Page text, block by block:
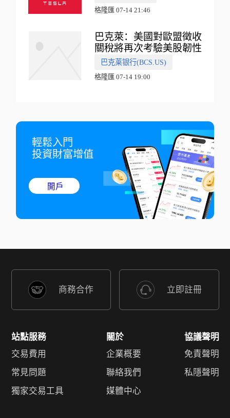
格隆匯 07-14 21:46
巴克萊：美國對歐盟徵收
關稅將再次考驗美股韌性
巴克莱银行(BCS.US)
格隆匯 07-14 19:00
輕鬆入門
投資財富增值
開戶
商務合作 立即註冊
站點服務
交易費用
常見問題
獨家交易工具
關於
企業概要
聯絡我們
媒體中心
協議聲明
免責聲明
私隱聲明